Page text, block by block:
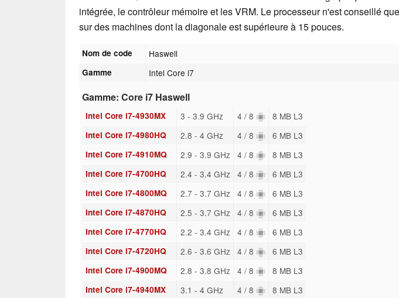
intégrée, le contrôleur mémoire et les VRM. Le processeur n'est conseillé que
sur des machines dont la diagonale est supérieure à 15 pouces.
Nom de code Haswell
Gamme Intel Core i7
Gamme: Core i7 Haswell
Intel Core i7-4930MX 3 - 3.9 GHz 4 / 8 8 MB L3
Intel Core i7-4980HQ 2.8 - 4 GHz 4 / 8 6 MB L3
Intel Core i7-4910MQ 2.9 - 3.9 GHz 4 / 8 8 MB L3
Intel Core i7-4700HQ 2.4 - 3.4 GHz 4 / 8 6 MB L3
Intel Core i7-4800MQ 2.7 - 3.7 GHz 4 / 8 6 MB L3
Intel Core i7-4870HQ 2.5 - 3.7 GHz 4 / 8 6 MB L3
Intel Core i7-4770HQ 2.2 - 3.4 GHz 4 / 8 6 MB L3
Intel Core i7-4720HQ 2.6 - 3.6 GHz 4 / 8 6 MB L3
Intel Core i7-4900MQ 2.8 - 3.8 GHz 4 / 8 8 MB L3
Intel Core i7-4940MX 3.1 - 4 GHz 4 / 8 8 MB L3